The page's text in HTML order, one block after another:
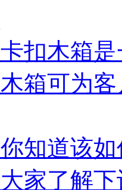
卡扣木箱
木箱可为
你知道该
大家了解